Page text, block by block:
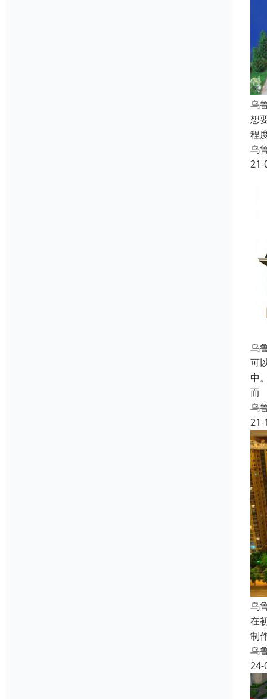
乌
想
程
乌
21-
乌
可
中
而
乌
21-
乌
在
制
乌
24-